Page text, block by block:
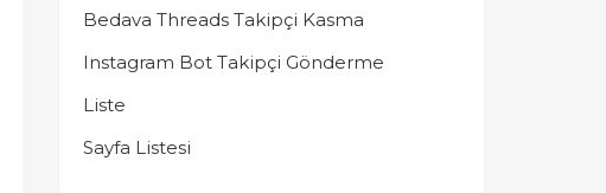
Bedava Threads Takipçi Kasma
Instagram Bot Takipçi Gönderme
Liste
Sayfa Listesi